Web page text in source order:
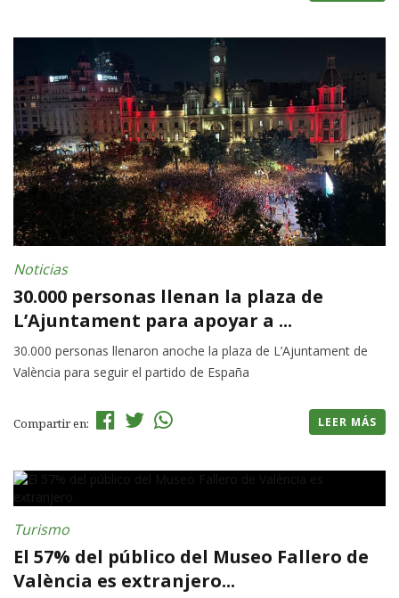
Noticias
30.000 personas llenan la plaza de
L’Ajuntament para apoyar a ...
30.000 personas llenaron anoche la plaza de L’Ajuntament de
València para seguir el partido de España
Compartir en: LEER MÁS
Turismo
El 57% del público del Museo Fallero de
València es extranjero...